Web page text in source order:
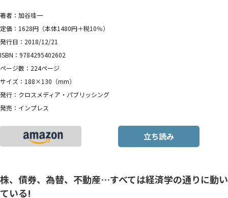
著者：加谷珪一
定価：1628円（本体1480円＋税10％）
発行日：2018/12/21
ISBN：9784295402602
ページ数：224ページ
サイズ：188×130（mm）
発行：クロスメディア・パブリッシング
発売：インプレス
立ち読み
株、債券、為替、不動産…すべては経済学の通りに動い
ている!